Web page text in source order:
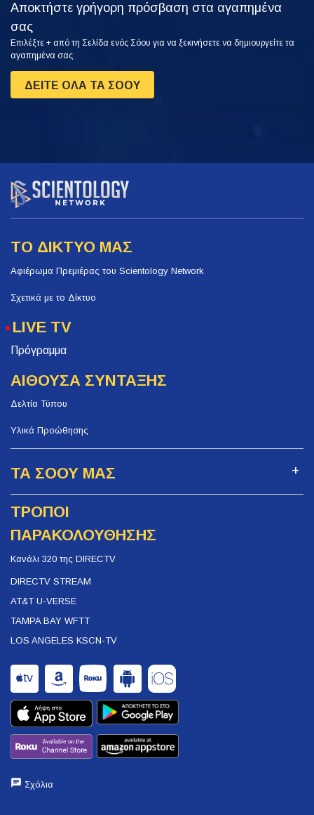
Αποκτήστε γρήγορη πρόσβαση στα αγαπημένα
σας
Επιλέξτε + από τη Σελίδα ενός Σόου για να ξεκινήσετε να δημιουργείτε τα
αγαπημένα σας
ΔΕΙΤΕ ΟΛΑ ΤΑ ΣΟΟΥ
ΤΟ ΔΙΚΤΥΟ ΜΑΣ
Αφιέρωμα Πρεμιέρας του Scientology Network
Σχετικά με το Δίκτυο
LIVE TV
Πρόγραμμα
ΑΙΘΟΥΣΑ ΣΥΝΤΑΞΗΣ
Δελτία Τύπου
Υλικά Προώθησης
ΤΑ ΣΟΟΥ ΜΑΣ
ΤΡΟΠΟΙ
ΠΑΡΑΚΟΛΟΥΘΗΣΗΣ
Κανάλι 320 της DIRECTV
DIRECTV STREAM
AT&T U-VERSE
TAMPA BAY WFTT
LOS ANGELES KSCN-TV
Σχόλια